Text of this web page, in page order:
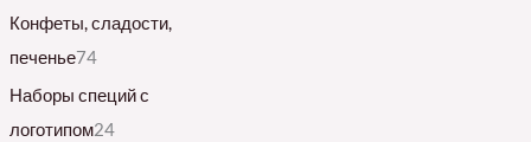
Конфеты, сладости,
печенье74
Наборы специй с
логотипом24